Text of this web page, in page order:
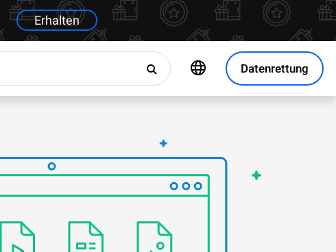
Erhalten
Datenrettung